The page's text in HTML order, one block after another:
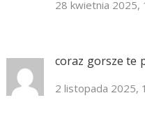
28 kwietnia 2025,
coraz gorsze te
2 listopada 2025,